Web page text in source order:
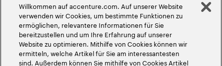
2026Accenture. Alle Rechte vorbehalten
Willkommen auf accenture.com. Auf unserer Website
verwenden wir Cookies, um bestimmte Funktionen zu
ermöglichen, relevantere Informationen für Sie
bereitzustellen und um Ihre Erfahrung auf unserer
Website zu optimieren. Mithilfe von Cookies können wir
ermitteln, welche Artikel für Sie am interessantesten
sind. Außerdem können Sie mithilfe von Cookies Artikel